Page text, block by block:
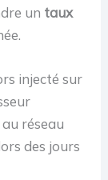
un taux
injecté sur
réseau
des jours